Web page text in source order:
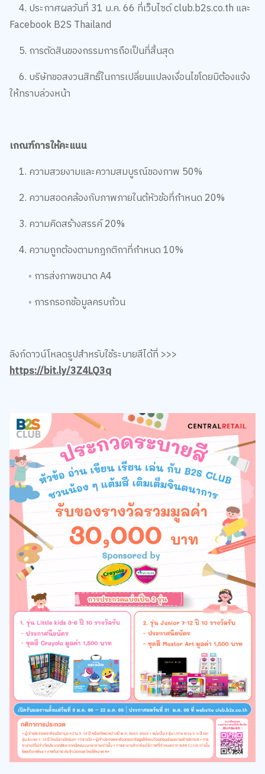
4. ประกาศผลวันที่ 31 ม.ค. 66 ที่เว็บไซด์ club.b2s.co.th และ
Facebook B2S Thailand
5. การตัดสินของกรรมการถือเป็นที่สิ้นสุด
6. บริษัทขอสงวนสิทธิ์ในการเปลี่ยนแปลงเงื่อนไขโดยมิต้องแจ้ง
ให้ทราบล่วงหน้า
เกณฑ์การให้คะแนน
1. ความสวยงามและความสมบูรณ์ของภาพ 50%
2. ความสอดคล้องกับภาพภายในต้หัวข้อที่กำหนด 20%
3. ความคิดสร้างสรรค์ 20%
4. ความถูกต้องตามกฎกติกาที่กำหนด 10%
◦ การส่งภาพขนาด A4
◦ การกรอกข้อมูลครบถ้วน
ลิงก์ดาวน์โหลดรูปสำหรับใช้ระบายสีได้ที่ >>>
https://bit.ly/3Z4LQ3q